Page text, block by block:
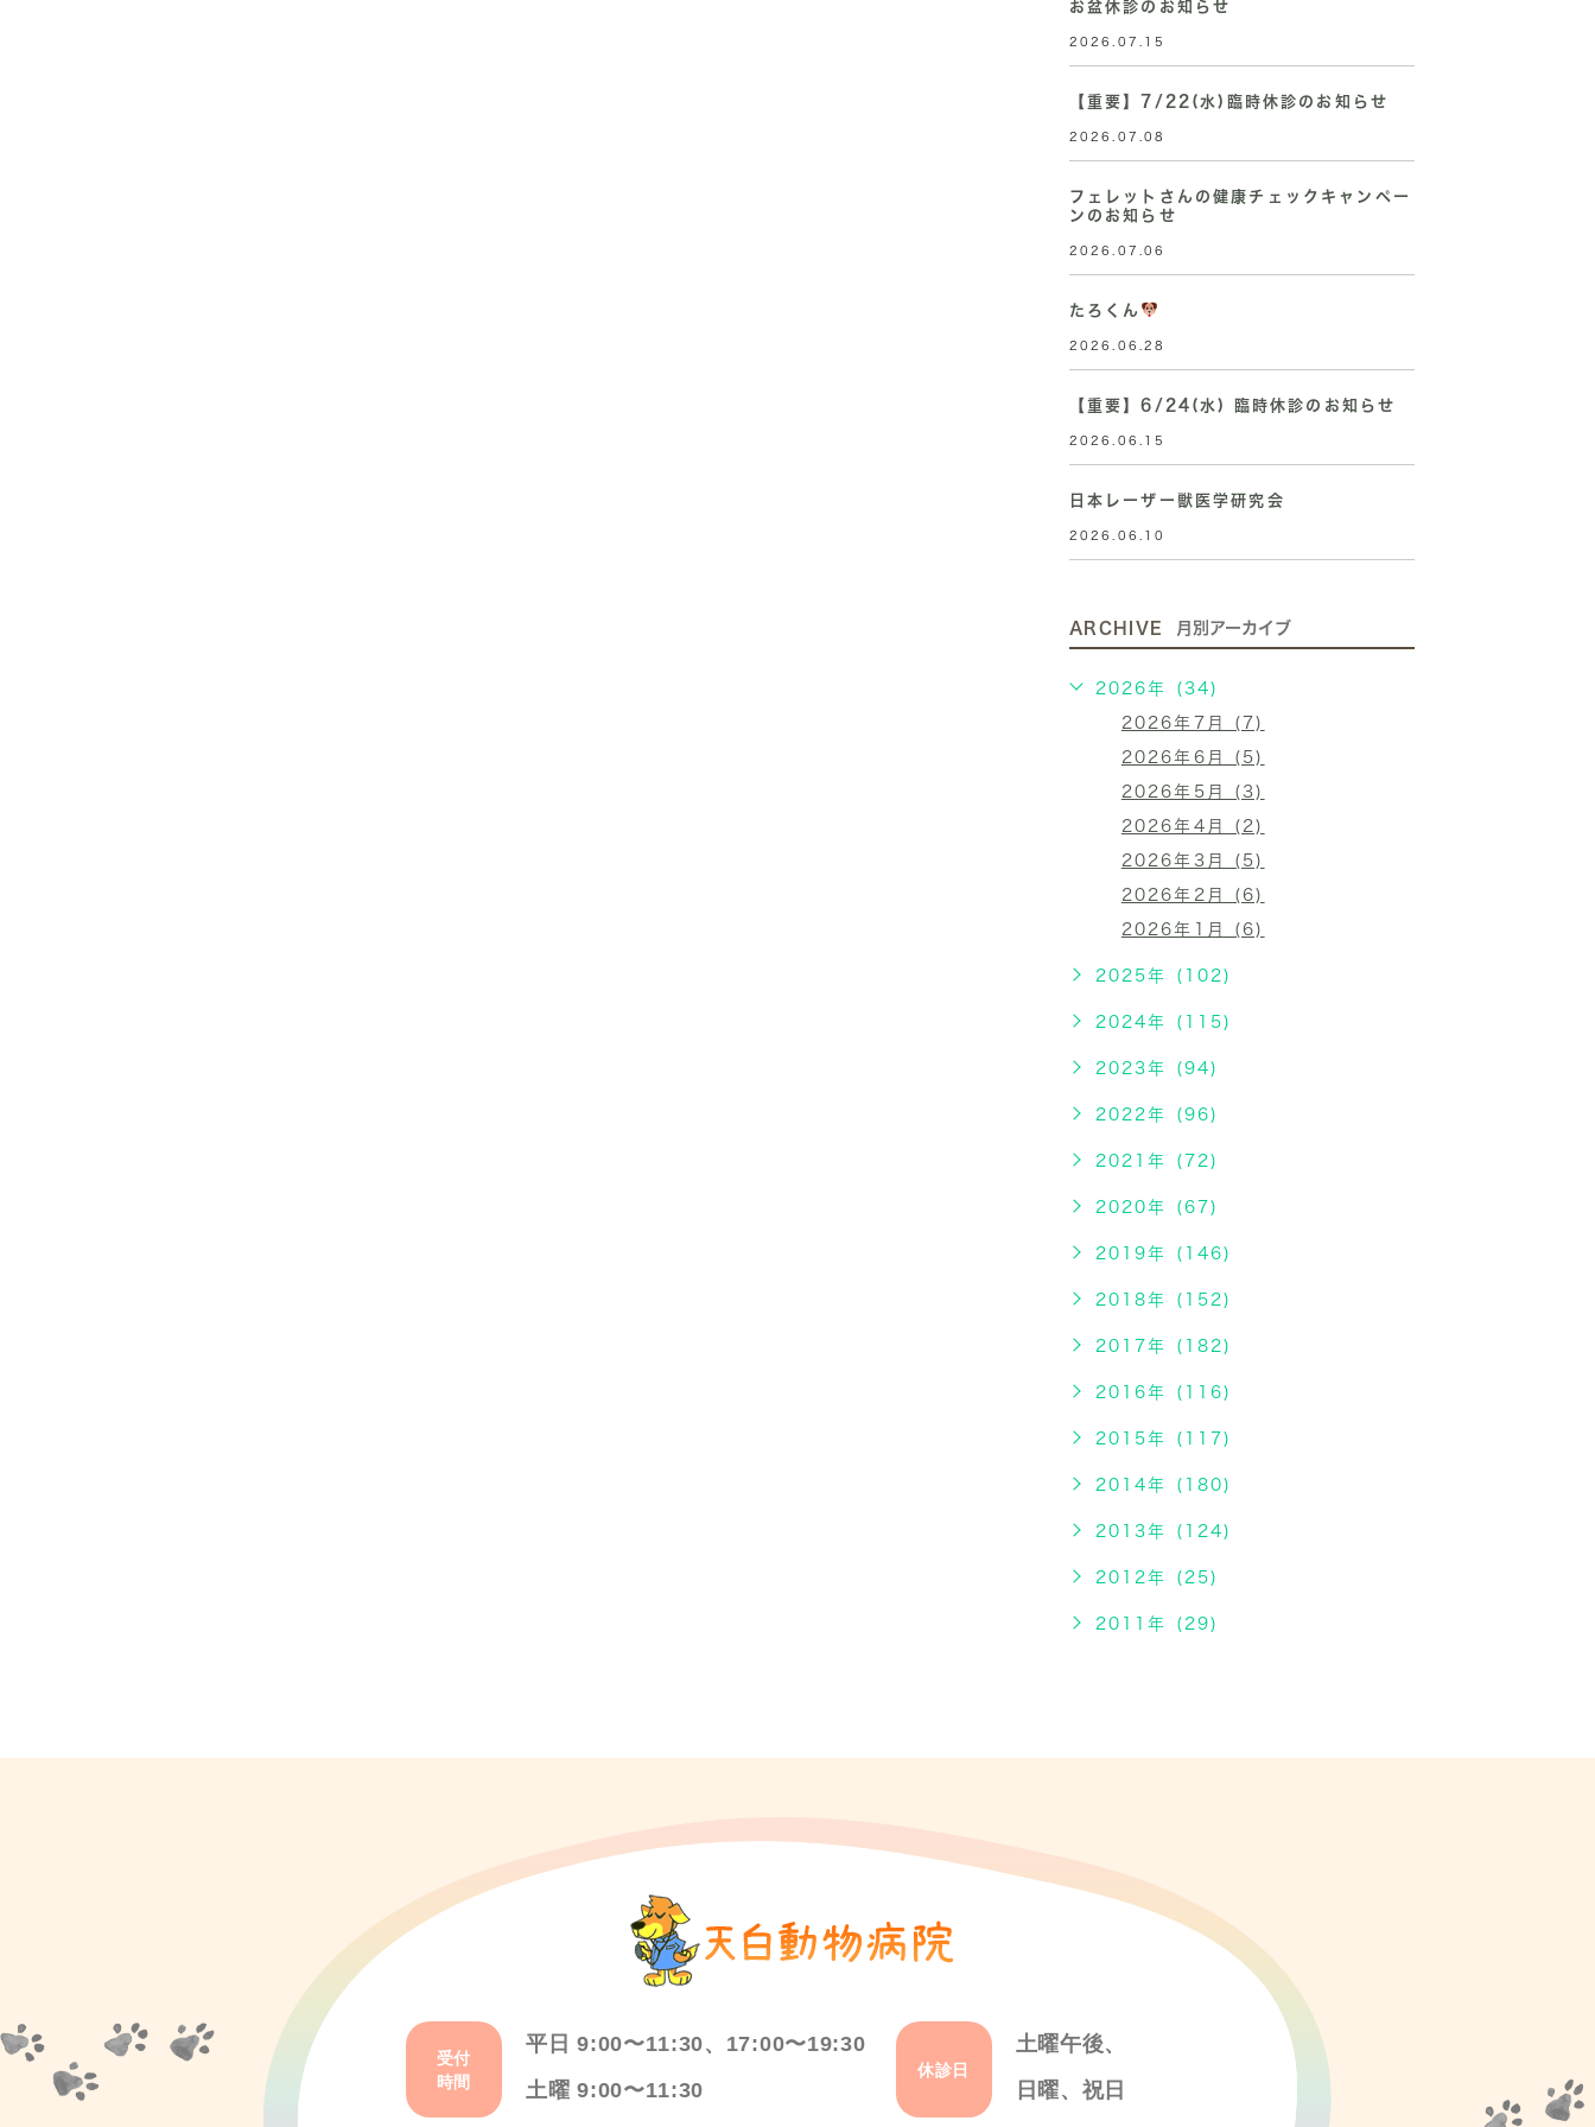
お盆休診のお知らせ
2026.07.15
【重要】7/22(水)臨時休診のお知らせ
2026.07.08
フェレットさんの健康チェックキャンペー
ンのお知らせ
2026.07.06
たろくん
2026.06.28
【重要】6/24(水) 臨時休診のお知らせ
2026.06.15
日本レーザー獣医学研究会
2026.06.10
ARCHIVE 月別アーカイブ
2026年 (34)
2026年7月 (7)
2026年6月 (5)
2026年5月 (3)
2026年4月 (2)
2026年3月 (5)
2026年2月 (6)
2026年1月 (6)
2025年 (102)
2024年 (115)
2023年 (94)
2022年 (96)
2021年 (72)
2020年 (67)
2019年 (146)
2018年 (152)
2017年 (182)
2016年 (116)
2015年 (117)
2014年 (180)
2013年 (124)
2012年 (25)
2011年 (29)
受付
時間
平日 9:00〜11:30、17:00〜19:30
土曜 9:00〜11:30
休診日
土曜午後、
日曜、祝日